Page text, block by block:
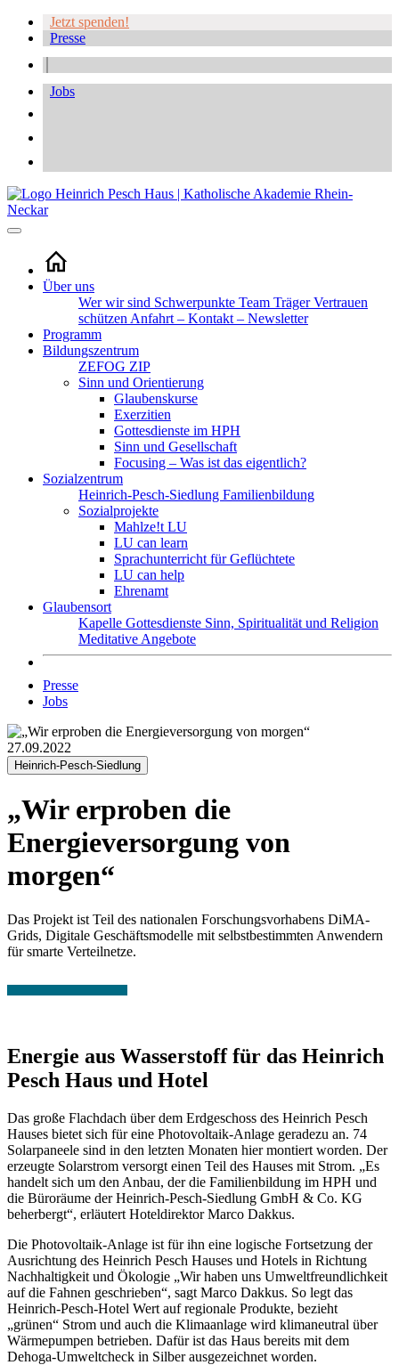
Jetzt spenden!
Presse
Jobs
Über uns
Wer wir sind Schwerpunkte Team TrägerVertrauen
schützen Anfahrt – Kontakt – Newsletter
Programm
Bildungszentrum
ZEFOG ZIP
Sinn und Orientierung
Glaubenskurse
Exerzitien
Gottesdienste im HPH
Sinn und Gesellschaft
Focusing – Was ist das eigentlich?
Sozialzentrum
Heinrich-Pesch-Siedlung Familienbildung
Sozialprojekte
Mahlze!t LU
LU can learn
Sprachunterricht für Geflüchtete
LU can help
Ehrenamt
Glaubensort
Kapelle Gottesdienste Sinn, Spiritualität und Religion
Meditative Angebote
Presse
Jobs
27.09.2022
Heinrich-Pesch-Siedlung
„Wir erproben die
Energieversorgung von
morgen“
Das Projekt ist Teil des nationalen Forschungsvorhabens DiMA-
Grids, Digitale Geschäftsmodelle mit selbstbestimmten Anwendern
für smarte Verteilnetze.
Energie aus Wasserstoff für das Heinrich
Pesch Haus und Hotel
Das große Flachdach über dem Erdgeschoss des Heinrich Pesch
Hauses bietet sich für eine Photovoltaik-Anlage geradezu an. 74
Solarpaneele sind in den letzten Monaten hier montiert worden. Der
erzeugte Solarstrom versorgt einen Teil des Hauses mit Strom. „Es
handelt sich um den Anbau, der die Familienbildung im HPH und
die Büroräume der Heinrich-Pesch-Siedlung GmbH & Co. KG
beherbergt“, erläutert Hoteldirektor Marco Dakkus.
Die Photovoltaik-Anlage ist für ihn eine logische Fortsetzung der
Ausrichtung des Heinrich Pesch Hauses und Hotels in Richtung
Nachhaltigkeit und Ökologie „Wir haben uns Umweltfreundlichkeit
auf die Fahnen geschrieben“, sagt Marco Dakkus. So legt das
Heinrich-Pesch-Hotel Wert auf regionale Produkte, bezieht
„grünen“ Strom und auch die Klimaanlage wird klimaneutral über
Wärmepumpen betrieben. Dafür ist das Haus bereits mit dem
Dehoga-Umweltcheck in Silber ausgezeichnet worden.